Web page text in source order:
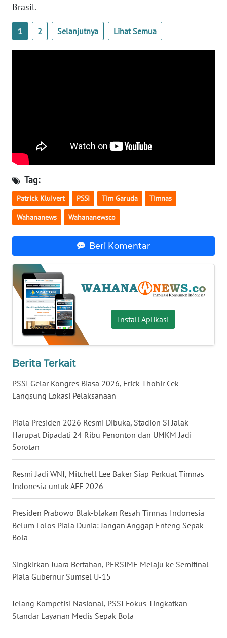
Brasil.
1 2 Selanjutnya Lihat Semua
Tag:
Patrick Kluivert PSSI Tim Garuda Timnas
Wahananews Wahananewsco
Beri Komentar
Install Aplikasi
Berita Terkait
PSSI Gelar Kongres Biasa 2026, Erick Thohir Cek
Langsung Lokasi Pelaksanaan
Piala Presiden 2026 Resmi Dibuka, Stadion Si Jalak
Harupat Dipadati 24 Ribu Penonton dan UMKM Jadi
Sorotan
Resmi Jadi WNI, Mitchell Lee Baker Siap Perkuat Timnas
Indonesia untuk AFF 2026
Presiden Prabowo Blak-blakan Resah Timnas Indonesia
Belum Lolos Piala Dunia: Jangan Anggap Enteng Sepak
Bola
Singkirkan Juara Bertahan, PERSIME Melaju ke Semifinal
Piala Gubernur Sumsel U-15
Jelang Kompetisi Nasional, PSSI Fokus Tingkatkan
Standar Layanan Medis Sepak Bola
NTT
WN
KEPRI
WN
WN
SERAMBI
WN
WN
SULTRA
NTB
SULTENG
WN
SULBAR
WN
BABEL
WN
SUMBAR
WN
SUMSEL
BENGKULU
WN
WN